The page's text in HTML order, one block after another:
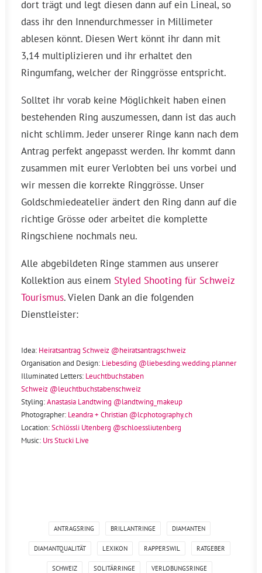
dort trägt und legt diesen dann auf ein Lineal, so
dass ihr den Innendurchmesser in Millimeter
ablesen könnt. Diesen Wert könnt ihr dann mit
3,14 multiplizieren und ihr erhaltet den
Ringumfang, welcher der Ringgrösse entspricht.
Solltet ihr vorab keine Möglichkeit haben einen
bestehenden Ring auszumessen, dann ist das auch
nicht schlimm. Jeder unserer Ringe kann nach dem
Antrag perfekt angepasst werden. Ihr kommt dann
zusammen mit eurer Verlobten bei uns vorbei und
wir messen die korrekte Ringgrösse. Unser
Goldschmiedeatelier ändert den Ring dann auf die
richtige Grösse oder arbeitet die komplette
Ringschiene nochmals neu.
Alle abgebildeten Ringe stammen aus unserer
Kollektion aus einem Styled Shooting für Schweiz
Tourismus. Vielen Dank an die folgenden
Dienstleister:
Idea: Heiratsantrag Schweiz @heiratsantragschweiz
Organisation and Design: Liebesding @liebesding.wedding.planner
Illuminated Letters: Leuchtbuchstaben
Schweiz @leuchtbuchstabenschweiz
Styling:Anastasia Landtwing @landtwing_makeup
Photographer: Leandra + Christian @lcphotography.ch
Location:Schlössli Utenberg @schloessliutenberg
Music: Urs Stucki Live
ANTRAGSRING BRILLANTRINGE DIAMANTEN
DIAMANTQUALITÄT LEXIKON RAPPERSWIL RATGEBER
SCHWEIZ SOLITÄRRINGE VERLOBUNGSRINGE